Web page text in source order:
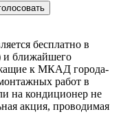
бесплатно в
и ближайшего
к МКАД города-
работ в
на кондиционер не
акция, проводимая